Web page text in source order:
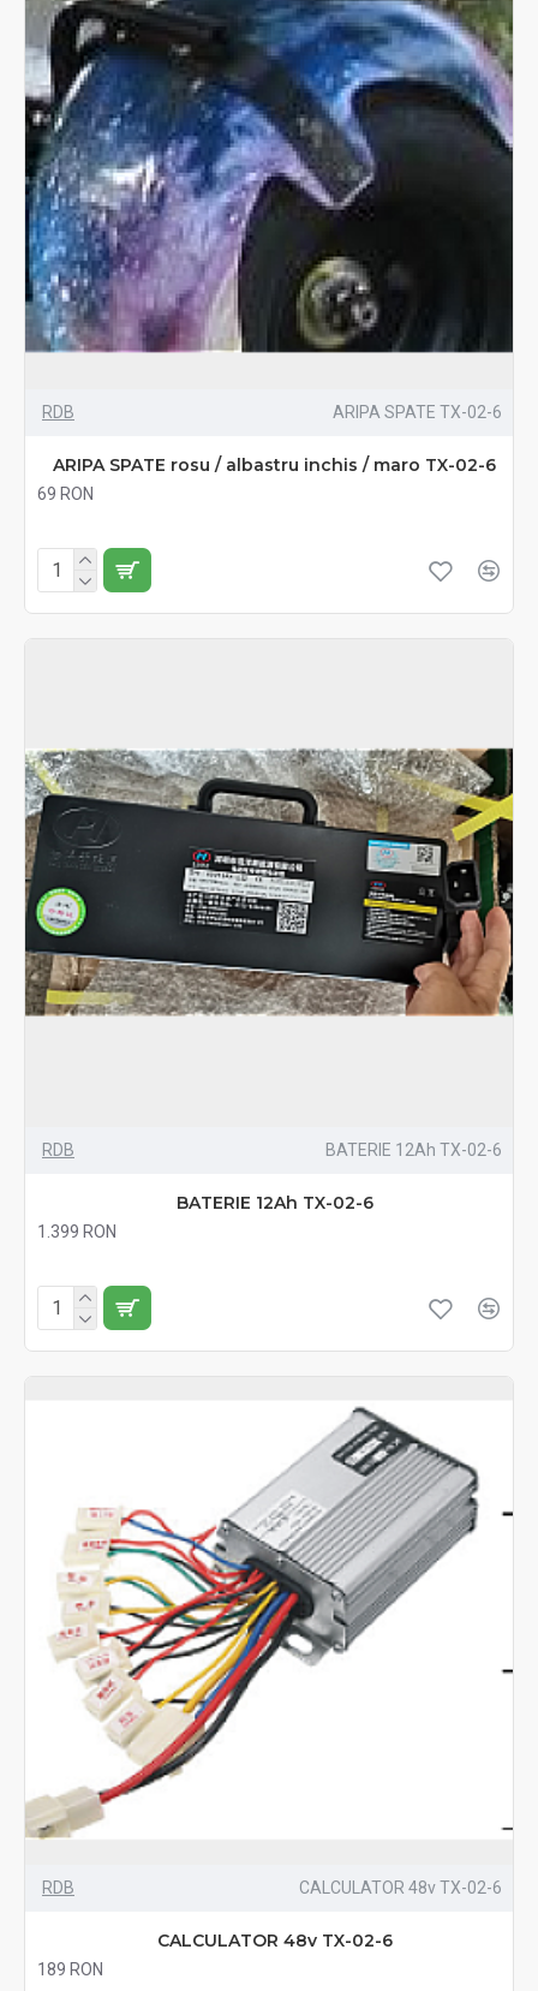
RDB ARIPA SPATE TX-02-6
ARIPA SPATE rosu / albastru inchis / maro TX-02-6
69 RON
RDB BATERIE 12Ah TX-02-6
BATERIE 12Ah TX-02-6
1.399 RON
RDB CALCULATOR 48v TX-02-6
CALCULATOR 48v TX-02-6
189 RON